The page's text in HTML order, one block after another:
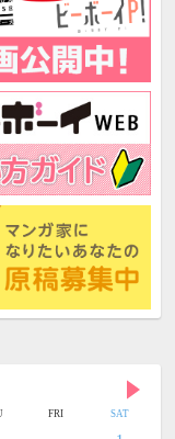
FRI SAT